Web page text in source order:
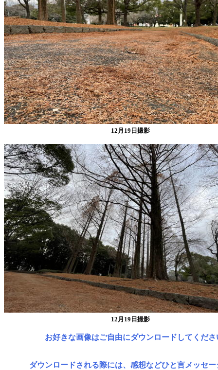
12月19日撮影
12月19日撮影
お好きな画像はご自由にダウンロードしてく
ダウンロードされる際には、感想などひと言メッセ